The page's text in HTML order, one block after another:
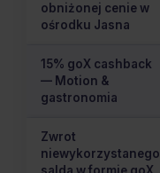
obniżonej cenie w
ośrodku Jasna
15% goX cashback
— Motion &
gastronomia
Zwrot
niewykorzystanego